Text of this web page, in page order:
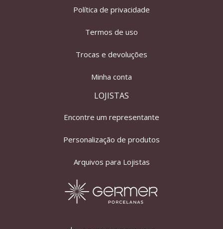
Política de privacidade
Termos de uso
Trocas e devoluções
Minha conta
LOJISTAS
Encontre um representante
Personalização de produtos
Arquivos para Lojistas